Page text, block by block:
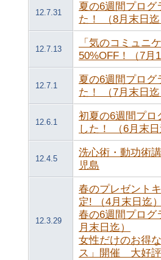
12.7.31
夏の6週間プロ
た！ （8月末日
12.7.13
「気のコミュニ
50%OFF！（7月
12.7.1
夏の6週間プロ
た！ （7月末日
12.6.1
初夏の6週間プロ
した！ （6月末
12.4.5
洗心術・動功術
児島
12.3.29
春のプレゼント
定! （4月末日迄
春の6週間プロ
月末日迄）
女性だけのお得
ス」開催 大好評